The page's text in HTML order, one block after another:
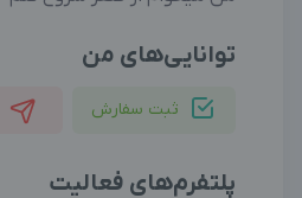
توانایی‌های من
ثبت سفارش
پلتفرم‌های فعالیت